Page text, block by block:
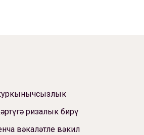
ризалык бирү
вәкаләтле вәкил